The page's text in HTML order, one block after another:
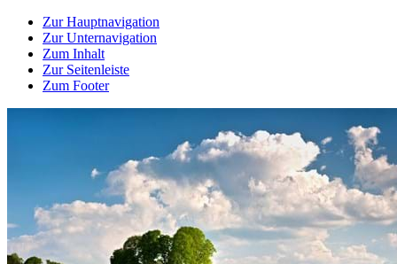
Zur Hauptnavigation
Zur Unternavigation
Zum Inhalt
Zur Seitenleiste
Zum Footer